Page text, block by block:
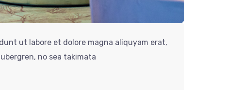
ut labore et dolore magna aliquyam erat,
no sea takimata